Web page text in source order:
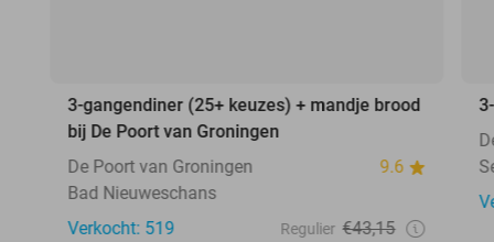
3-gangendiner (25+ keuzes) + mandje brood
bij De Poort van Groningen
De Poort van Groningen
9.6
Bad Nieuweschans
Verkocht: 519
Regulier €43,15